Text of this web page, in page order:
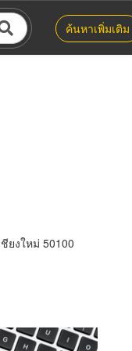
ค้นหาเพิ่มเติม
ยงใหม่ 50100